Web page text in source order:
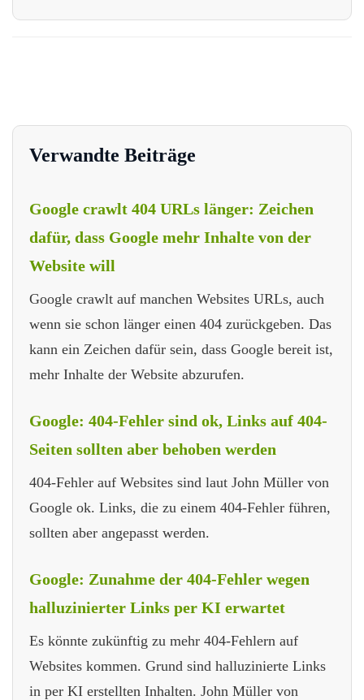
Verwandte Beiträge
Google crawlt 404 URLs länger: Zeichen
dafür, dass Google mehr Inhalte von der
Website will
Google crawlt auf manchen Websites URLs, auch
wenn sie schon länger einen 404 zurückgeben. Das
kann ein Zeichen dafür sein, dass Google bereit ist,
mehr Inhalte der Website abzurufen.
Google: 404-Fehler sind ok, Links auf 404-
Seiten sollten aber behoben werden
404-Fehler auf Websites sind laut John Müller von
Google ok. Links, die zu einem 404-Fehler führen,
sollten aber angepasst werden.
Google: Zunahme der 404-Fehler wegen
halluzinierter Links per KI erwartet
Es könnte zukünftig zu mehr 404-Fehlern auf
Websites kommen. Grund sind halluzinierte Links
in per KI erstellten Inhalten. John Müller von